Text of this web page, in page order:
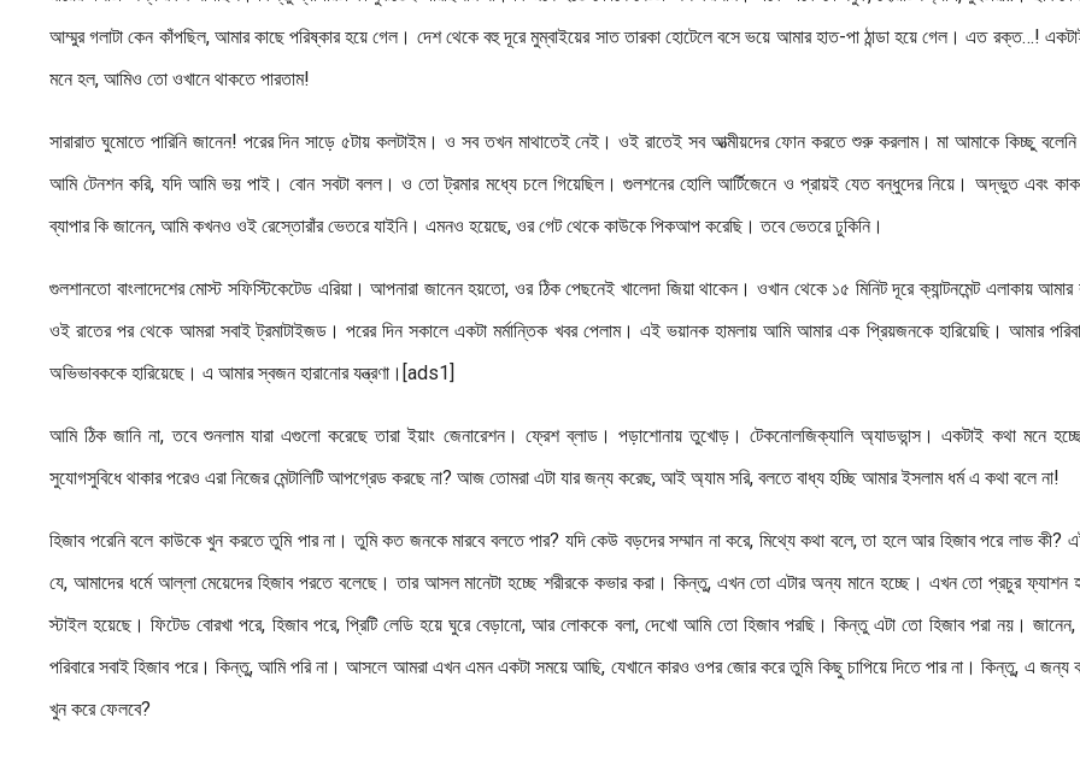
আম্মুর গলাটা কেন কাঁপছিল, আমার কাছে পরিষ্কার হয়ে গেল। দেশ থেকে বহু দূরে মুম্বাইয়ের সাত তারকা হোটেলে বসে ভয়ে আমার হাত-পা ঠান্ডা হয়ে গেল। এত রক্ত…!
মনে হল, আমিও তো ওখানে থাকতে পারতাম!
সারারাত ঘুমোতে পারিনি জানেন! পরের দিন সাড়ে ৫টায় কলটাইম। ও সব তখন মাথাতেই নেই। ওই রাতেই সব আত্মীয়দের ফোন করতে শুরু করলাম। মা আমাকে কিচ্ছু
আমি টেনশন করি, যদি আমি ভয় পাই। বোন সবটা বলল। ও তো ট্রমার মধ্যে চলে গিয়েছিল। গুলশনের হোলি আর্টিজেনে ও প্রায়ই যেত বন্ধুদের নিয়ে। অদ্ভুত এবং
ব্যাপার কি জানেন, আমি কখনও ওই রেস্তোরাঁর ভেতরে যাইনি। এমনও হয়েছে, ওর গেট থেকে কাউকে পিকআপ করেছি। তবে ভেতরে ঢুকিনি।
গুলশানতো বাংলাদেশের মোস্ট সফিস্টিকেটেড এরিয়া। আপনারা জানেন হয়তো, ওর ঠিক পেছনেই খালেদা জিয়া থাকেন। ওখান থেকে ১৫ মিনিট দূরে ক্যান্টনমেন্ট এলাকায় আমার
ওই রাতের পর থেকে আমরা সবাই ট্রমাটাইজড। পরের দিন সকালে একটা মর্মান্তিক খবর পেলাম। এই ভয়ানক হামলায় আমি আমার এক প্রিয়জনকে হারিয়েছি। আমার
অভিভাবককে হারিয়েছে। এ আমার স্বজন হারানোর যন্ত্রণা।[ads1]
আমি ঠিক জানি না, তবে শুনলাম যারা এগুলো করেছে তারা ইয়াং জেনারেশন। ফ্রেশ ব্লাড। পড়াশোনায় তুখোড়। টেকনোলজিক্যালি অ্যাডভান্স। একটাই কথা মনে
সুযোগসুবিধে থাকার পরেও এরা নিজের মেন্টালিটি আপগ্রেড করছে না? আজ তোমরা এটা যার জন্য করেছ, আই অ্যাম সরি, বলতে বাধ্য হচ্ছি আমার ইসলাম ধর্ম এ কথা বলে না!
হিজাব পরেনি বলে কাউকে খুন করতে তুমি পার না। তুমি কত জনকে মারবে বলতে পার? যদি কেউ বড়দের সম্মান না করে, মিথ্যে কথা বলে, তা হলে আর হিজাব পরে লাভ কী?
যে, আমাদের ধর্মে আল্লা মেয়েদের হিজাব পরতে বলেছে। তার আসল মানেটা হচ্ছে শরীরকে কভার করা। কিন্তু, এখন তো এটার অন্য মানে হচ্ছে। এখন তো প্রচুর ফ্যাশন
স্টাইল হয়েছে। ফিটেড বোরখা পরে, হিজাব পরে, প্রিটি লেডি হয়ে ঘুরে বেড়ানো, আর লোককে বলা, দেখো আমি তো হিজাব পরছি। কিন্তু এটা তো হিজাব পরা নয়।
পরিবারে সবাই হিজাব পরে। কিন্তু, আমি পরি না। আসলে আমরা এখন এমন একটা সময়ে আছি, যেখানে কারও ওপর জোর করে তুমি কিছু চাপিয়ে দিতে পার না। কিন্তু, এ জন্য
খুন করে ফেলবে?